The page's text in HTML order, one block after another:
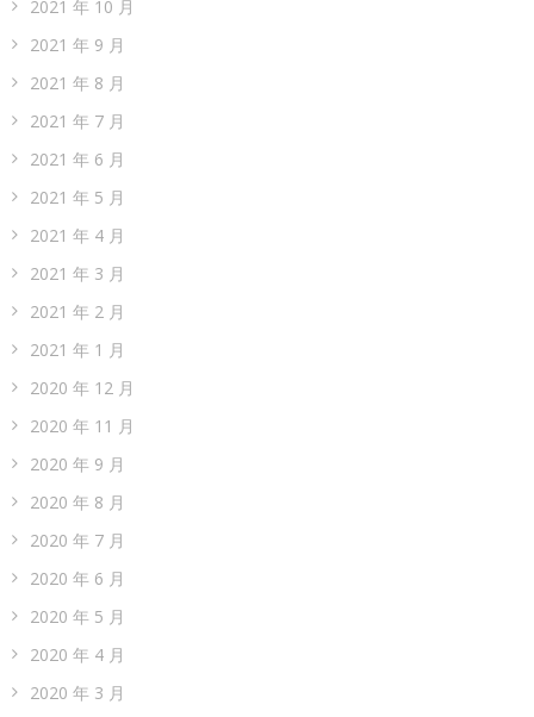
2021 年 10 月
2021 年 9 月
2021 年 8 月
2021 年 7 月
2021 年 6 月
2021 年 5 月
2021 年 4 月
2021 年 3 月
2021 年 2 月
2021 年 1 月
2020 年 12 月
2020 年 11 月
2020 年 9 月
2020 年 8 月
2020 年 7 月
2020 年 6 月
2020 年 5 月
2020 年 4 月
2020 年 3 月